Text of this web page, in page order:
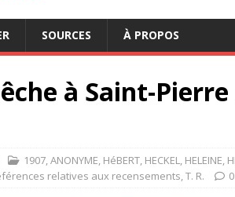
SOURCES À PROPOS
à Saint-
1907,ANONYME, HéBERT, HECKEL, HELEINE,
relatives aux recensements,T. R. 0